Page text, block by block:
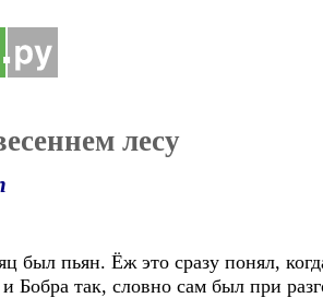
лесу
пьян. Ёж это сразу понял, когда
Бобра так, словно сам был при